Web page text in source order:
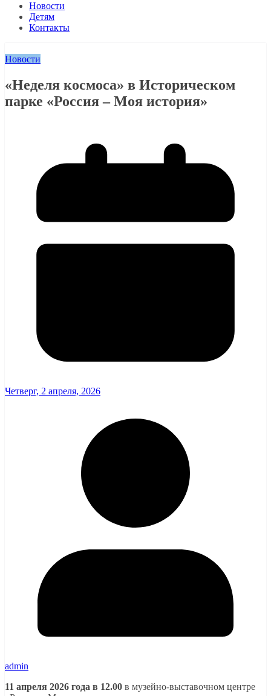
Новости
Детям
Контакты
Новости
«Неделя космоса» в Историческом
парке «Россия – Моя история»
Четверг, 2 апреля, 2026
admin
11 апреля 2026 года в 12.00 в музейно-выставочном центре